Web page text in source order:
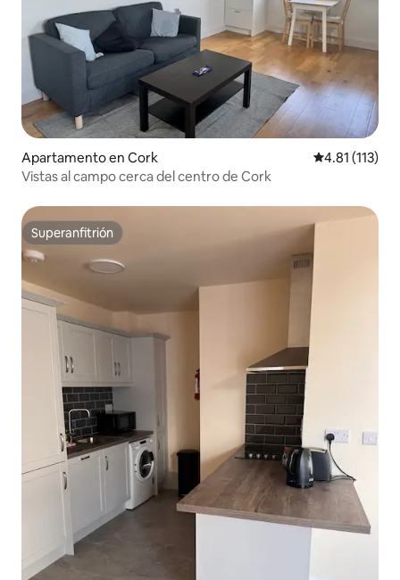
Apartamento en Cork Calificación
4.81 (113)
Vistas al campo cerca del centro de Cork
Superanfitrión
Superanfitrión